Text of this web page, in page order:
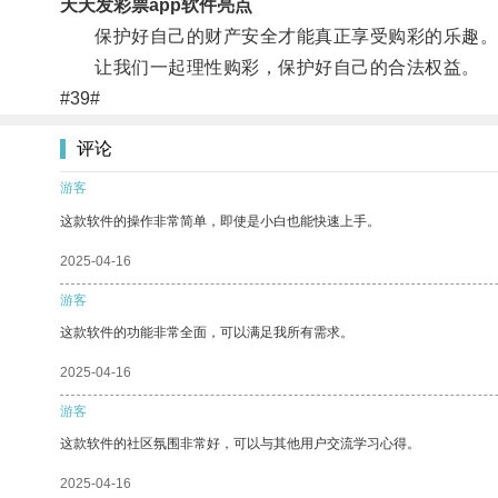
天天发彩票app软件亮点
保护好自己的财产安全才能真正享受购彩的乐趣。
让我们一起理性购彩，保护好自己的合法权益。
#39#
评论
游客
这款软件的操作非常简单，即使是小白也能快速上手。
2025-04-16
游客
这款软件的功能非常全面，可以满足我所有需求。
2025-04-16
游客
这款软件的社区氛围非常好，可以与其他用户交流学习心得。
2025-04-16